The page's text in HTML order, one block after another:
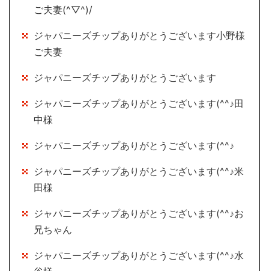
ご夫妻(^▽^)/
ジャパニーズチップありがとうございます小野様
ご夫妻
ジャパニーズチップありがとうございます
ジャパニーズチップありがとうございます(^^♪田
中様
ジャパニーズチップありがとうございます(^^♪
ジャパニーズチップありがとうございます(^^♪米
田様
ジャパニーズチップありがとうございます(^^♪お
兄ちゃん
ジャパニーズチップありがとうございます(^^♪水